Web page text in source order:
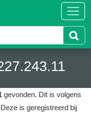
gevonden. Dit is volgens
Deze is geregistreerd bij